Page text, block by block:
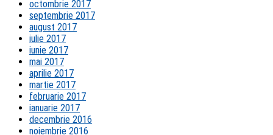
octombrie 2017
septembrie 2017
august 2017
iulie 2017
iunie 2017
mai 2017
aprilie 2017
martie 2017
februarie 2017
ianuarie 2017
decembrie 2016
noiembrie 2016